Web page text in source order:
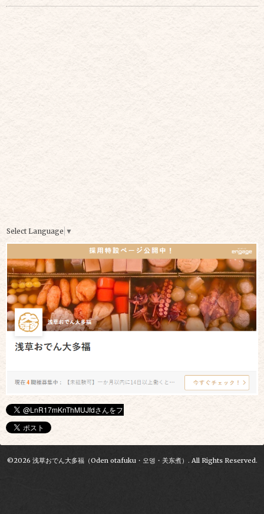
Select Language ▼
©2026 浅草おでん大多福（Oden otafuku・오뎅・关东煮） . All Rights Reserved.